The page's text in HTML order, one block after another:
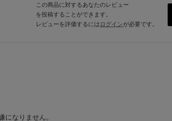
この商品に対するあなたのレビュー
を投稿することができます。
レビューを評価するには ログインが必要です。
になりません。